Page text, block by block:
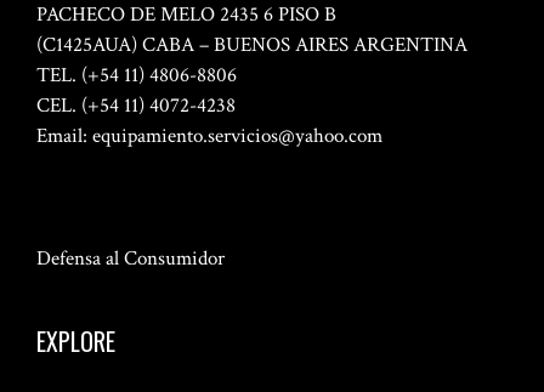
PACHECO DE MELO 2435 6 PISO B
(C1425AUA) CABA – BUENOS AIRES ARGENTINA
TEL. (+54 11) 4806-8806
CEL. (+54 11) 4072-4238
Email: equipamiento.servicios@yahoo.com
Defensa al Consumidor
EXPLORE